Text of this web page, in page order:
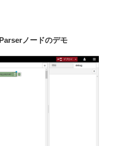
Parserノードのデモ